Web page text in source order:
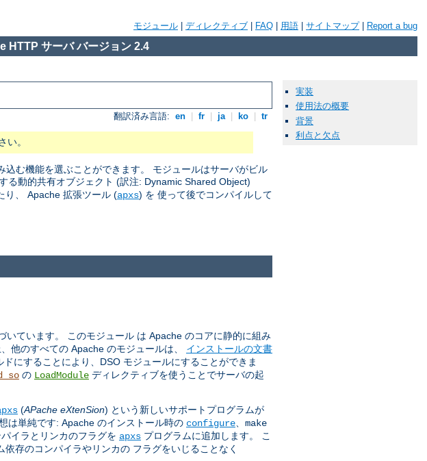
モジュール ディレクティブ FAQ 用語 サイトマップ| Report a bug
HTTP サーバ バージョン 2.4
翻訳済み言語: en fr ja ko tr
い。
む機能を選ぶことができます。 モジュールはサーバがビル
る動的共有オブジェクト (訳注: Dynamic Shared Object)
り、 Apache 拡張ツール (apxs) を 使って後でコンパイルして
いています。 このモジュール は Apache のコアに静的に組み
他のすべての Apache のモジュールは、 インストールの文書
にすることにより、DSO モジュールにすることができま
の LoadModule ディレクティブを使うことでサーバの起
(APache eXtenSion) という新しいサポートプログラムが
は単純です: Apache のインストール時の configure
make
イラとリンカのフラグを apxs プログラムに追加します。 こ
存のコンパイラやリンカの フラグをいじることなく
実装
使用法の概要
背景
利点と欠点